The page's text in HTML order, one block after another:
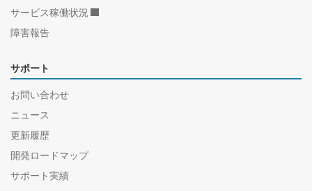
サービス稼働状況
障害報告
サポート
お問い合わせ
ニュース
更新履歴
開発ロードマップ
サポート実績